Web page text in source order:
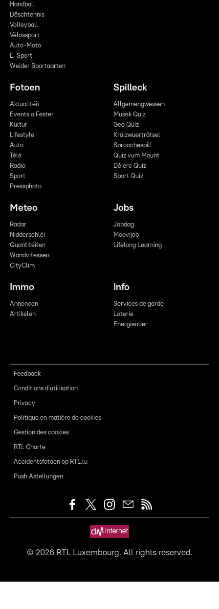
Handball
Dëschtennis
Volleyball
Vëlossport
Auto-Moto
E-Sport
Weider Sportaarten
Fotoen
Aktualitéit
Events a Fester
Kultur
Lifestyle
Auto
Télé
Radio
Sport
Pressphoto
Spilleck
Allgemengwëssen
Musek Quiz
Geo Quiz
Kräizwuerträtsel
Sproochespill
Quiz vum Mount
Déiere Quiz
Sport Quiz
Meteo
Radar
Nidderschléi
Quantitéiten
Wandvitessen
CityClim
Jobs
Jobdag
Moovijob
Lifelong Learning
Immo
Annoncen
Artikelen
Info
Services de garde
Loterie
Energieauer
Feedback
Conditions d'utilisation
Privacy
Politique en matière de cookies
Gestion des cookies
RTL Charte
Accidentsfotoen op RTL.lu
Push Astellungen
© 2026RTL Luxembourg. All rights reserved.